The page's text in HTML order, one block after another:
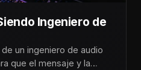
Ingeniero de
de un ingeniero de audio
que el mensaje y la